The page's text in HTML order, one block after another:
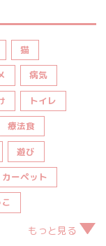
猫
病気
トイレ
療法食
遊び
カーペット
もっと見る